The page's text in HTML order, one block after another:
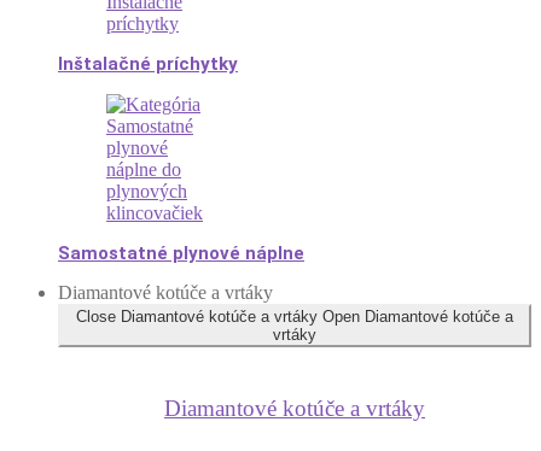
Inštalačné príchytky
Samostatné plynové náplne
Diamantové kotúče a vrtáky
Close Diamantové kotúče a vrtáky Open Diamantové kotúče a
vrtáky
Diamantové kotúče a vrtáky